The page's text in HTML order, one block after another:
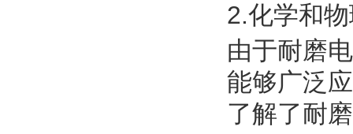
2.化学和
由于耐磨
能够广泛
了解了耐